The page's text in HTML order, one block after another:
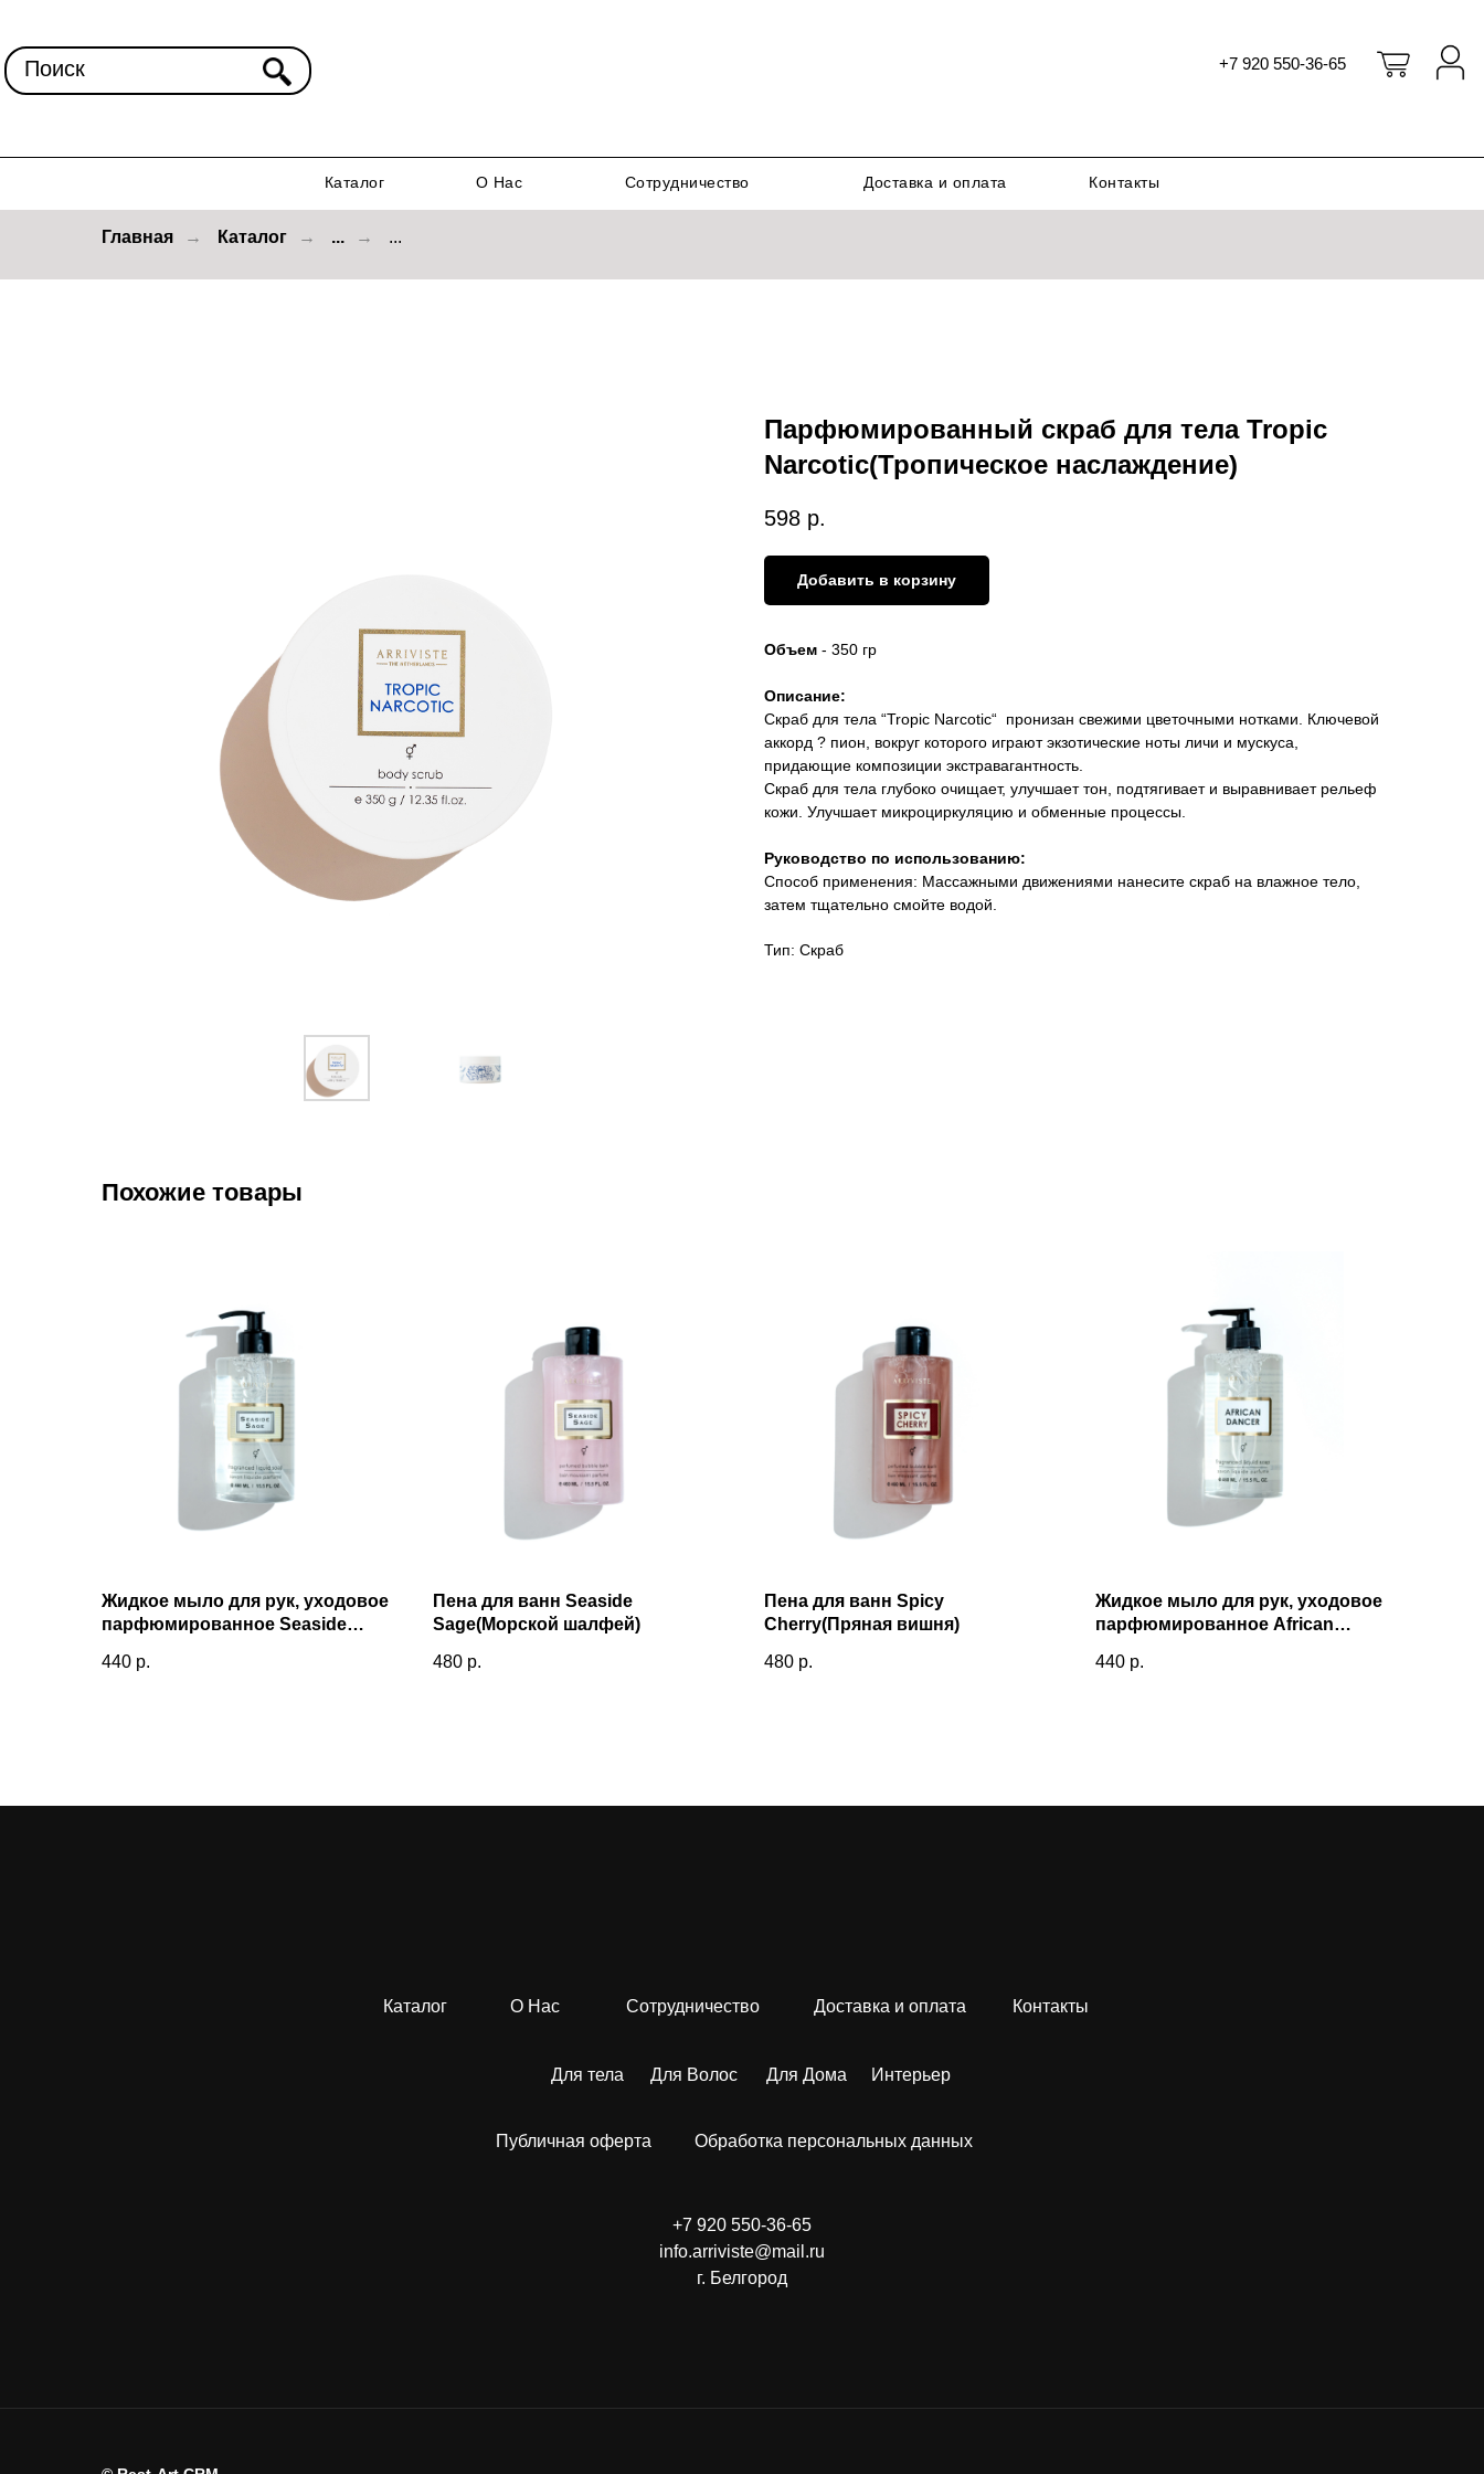
Каталог О Нас Сотрудничество Доставка и оплата Контакты
+7 920 550-36-65
Поиск
Главная → Каталог → ... → ...
Парфюмированный скраб для тела Tropic
Narcotic(Тропическое наслаждение)
598 р.
Добавить в корзину
Объем - 350 гр
Описание:
Скраб для тела “Tropic Narcotic“ пронизан свежими цветочными нотками. Ключевой
аккорд ? пион, вокруг которого играют экзотические ноты личи и мускуса,
придающие композиции экстравагантность.
Скраб для тела глубоко очищает, улучшает тон, подтягивает и выравнивает рельеф
кожи. Улучшает микроциркуляцию и обменные процессы.
Руководство по использованию:
Способ применения: Массажными движениями нанесите скраб на влажное тело,
затем тщательно смойте водой.
Тип: Скраб
Похожие товары
Жидкое мыло для рук, уходовое
парфюмированное Seaside
440 р.
Пена для ванн Seaside
Sage(Морской шалфей)
480 р.
Пена для ванн Spicy
Cherry(Пряная вишня)
480 р.
Жидкое мыло для рук, уходовое
парфюмированное African
440 р.
+7 920 550-36-65
info.arriviste@mail.ru
г. Белгород
Для тела Для Волос Для Дома Интерьер
Публичная оферта Обработка персональных данных
Каталог О Нас Сотрудничество Доставка и оплата Контакты